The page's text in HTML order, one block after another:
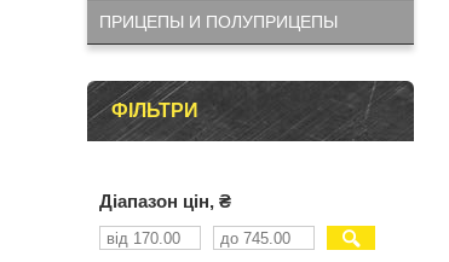
ПРИЦЕПЫ И ПОЛУПРИЦЕПЫ
ФІЛЬТРИ
Діапазон цін, ₴